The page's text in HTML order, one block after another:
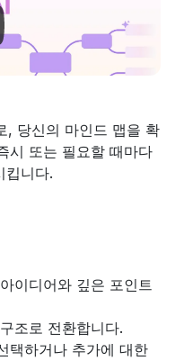
당신의 마인드 맵을 확
시 또는 필요할 때마다
킵니다.
이디어와 깊은 포인트
조로 전환합니다.
택하거나 추가에 대한